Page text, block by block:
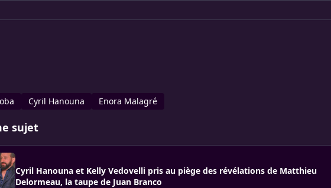
Cyril Hanouna Enora Malagré
sujet
Cyril Hanouna et Kelly Vedovelli pris au piège des révélations de Matthieu
Delormeau, la taupe de Juan Branco